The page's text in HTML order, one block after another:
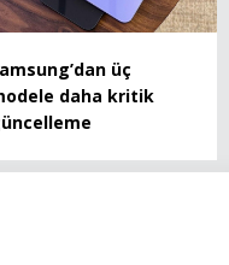
üç
daha kritik